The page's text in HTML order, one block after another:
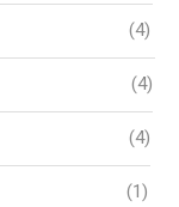
(4)
(4)
(4)
(1)